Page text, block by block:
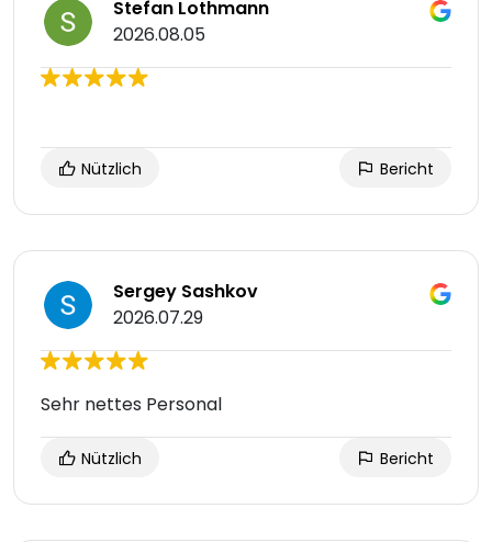
Stefan Lothmann
2026.08.05
Nützlich Bericht
Sergey Sashkov
2026.07.29
Sehr nettes Personal
Nützlich Bericht